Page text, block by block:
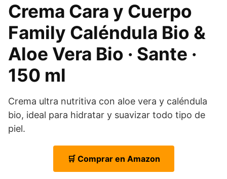
Crema Cara y Cuerpo
Family Caléndula Bio &
Aloe Vera Bio · Sante ·
150 ml
Crema ultra nutritiva con aloe vera y caléndula
bio, ideal para hidratar y suavizar todo tipo de
piel.
🛒 Comprar en Amazon